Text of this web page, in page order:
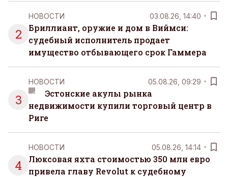
2
НОВОСТИ 03.08.26, 14:40
Бриллиант, оружие и дом в Виймси:
судебный исполнитель продает
имущество отбывающего срок Гаммера
3
НОВОСТИ 05.08.26, 09:29
Эстонские акулы рынка
недвижимости купили торговый центр в
Риге
4
НОВОСТИ 05.08.26, 14:14
Люксовая яхта стоимостью 350 млн евро
привела главу Revolut к судебному